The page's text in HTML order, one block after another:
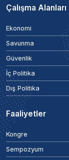
Çalışma Alanları
Ekonomi
Savunma
Güvenlik
İç Politika
Dış Politika
Faaliyetler
Kongre
Sempozyum